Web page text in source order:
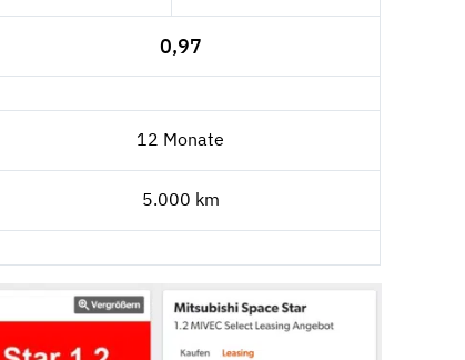
0,97
12 Monate
5.000 km